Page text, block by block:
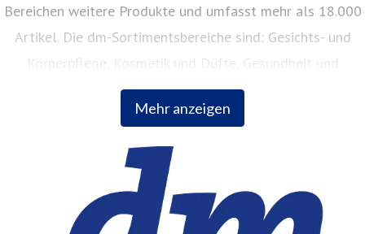
Mehr anzeigen
Bereichen weitere Produkte und umfasst mehr als 18.000
Artikel. Die dm-Sortimentsbereiche sind: Gesichts- und
Körperpflege, Kosmetik und Düfte, Gesundheit und
Naturkost, Babynahrung, Babykleidung, Babypflege,
Haushalt, Foto, Hygieneartikel, Tiernahrung.